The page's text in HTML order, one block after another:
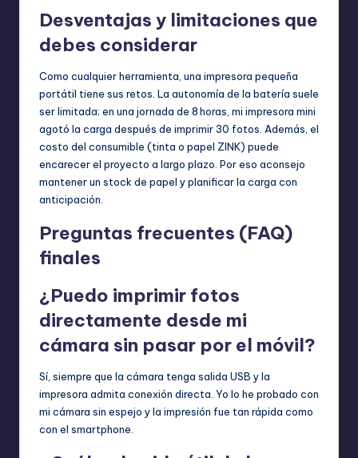
Desventajas y limitaciones que
debes considerar
Como cualquier herramienta, una impresora pequeña
portátil tiene sus retos. La autonomía de la batería suele
ser limitada; en una jornada de 8 horas, mi impresora mini
agotó la carga después de imprimir 30 fotos. Además, el
costo del consumible (tinta o papel ZINK) puede
encarecer el proyecto a largo plazo. Por eso aconsejo
mantener un stock de papel y planificar la carga con
anticipación.
Preguntas frecuentes (FAQ)
finales
¿Puedo imprimir fotos
directamente desde mi
cámara sin pasar por el móvil?
Sí, siempre que la cámara tenga salida USB y la
impresora admita conexión directa. Yo lo he probado con
mi cámara sin espejo y la impresión fue tan rápida como
con el smartphone.